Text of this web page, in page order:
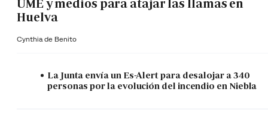
UME y medios para atajar las llamas en
Huelva
Cynthia de Benito
La Junta envía un Es-Alert para desalojar a 340
personas por la evolución del incendio en Niebla